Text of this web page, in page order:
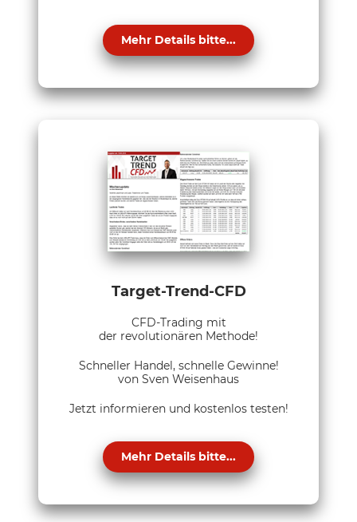
Mehr Details bitte...
Target-Trend-CFD
CFD-Trading mit
der revolutionären Methode!
Schneller Handel, schnelle Gewinne!
von Sven Weisenhaus
Jetzt informieren und kostenlos testen!
Mehr Details bitte...